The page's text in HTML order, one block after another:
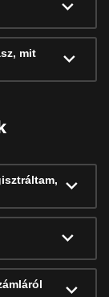
mit